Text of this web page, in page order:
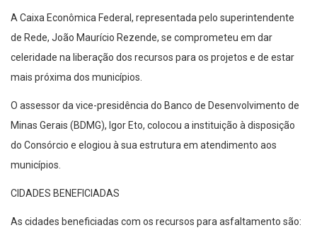
A Caixa Econômica Federal, representada pelo superintendente
de Rede, João Maurício Rezende, se comprometeu em dar
celeridade na liberação dos recursos para os projetos e de estar
mais próxima dos municípios.
O assessor da vice-presidência do Banco de Desenvolvimento de
Minas Gerais (BDMG), Igor Eto, colocou a instituição à disposição
do Consórcio e elogiou à sua estrutura em atendimento aos
municípios.
CIDADES BENEFICIADAS
As cidades beneficiadas com os recursos para asfaltamento são: